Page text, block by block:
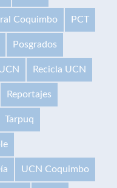
Coquimbo PCT
Posgrados
Recicla UCN
Reportajes
Tarpuq
UCN Coquimbo